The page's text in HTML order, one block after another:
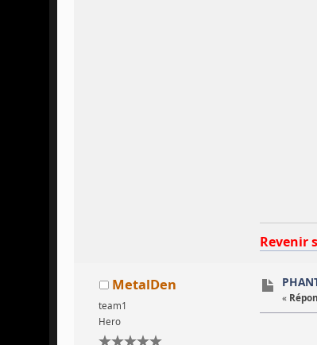
Revenir
MetalDen
team1
Hero
«